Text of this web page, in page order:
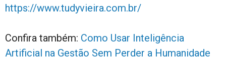
https://www.tudyvieira.com.br/
Confira também: Como Usar Inteligência
Artificial na Gestão Sem Perder a Humanidade